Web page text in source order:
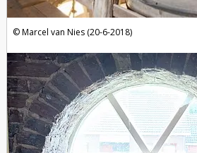
Marcel van Nies (20-6-2018)